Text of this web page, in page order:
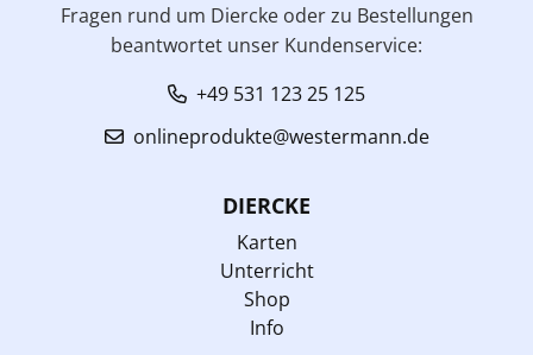
Fragen rund um Diercke oder zu Bestellungen
beantwortet unser Kundenservice:
+49 531 123 25 125
onlineprodukte@westermann.de
DIERCKE
Karten
Unterricht
Shop
Info